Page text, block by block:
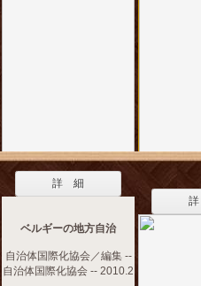
詳 細
ベルギーの地方自治
自治体国際化協会／編集 --
自治体国際化協会 -- 2010.2